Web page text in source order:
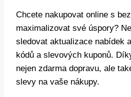
Chcete nakupovat online s
maximalizovat své úspory?
sledovat aktualizace nabídek
kódů a slevových kuponů.
nejen zdarma dopravu, ale
slevy na vaše nákupy.